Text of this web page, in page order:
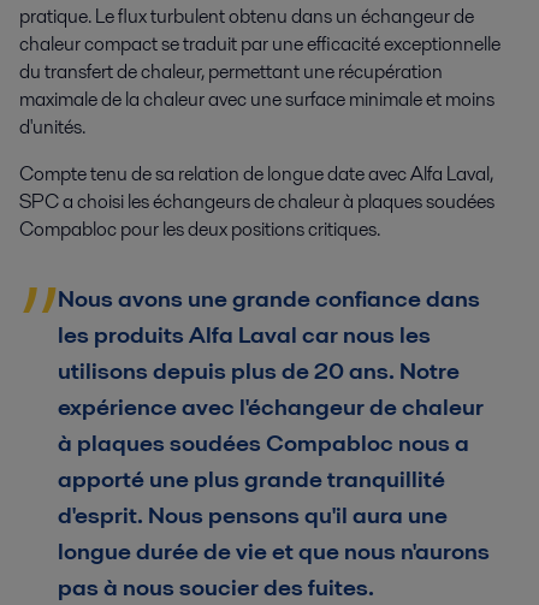
pratique. Le flux turbulent obtenu dans un échangeur de
chaleur compact se traduit par une efficacité exceptionnelle
du transfert de chaleur, permettant une récupération
maximale de la chaleur avec une surface minimale et moins
d'unités.
Compte tenu de sa relation de longue date avec Alfa Laval,
SPC a choisi les échangeurs de chaleur à plaques soudées
Compabloc pour les deux positions critiques.
Nous avons une grande confiance dans
les produits Alfa Laval car nous les
utilisons depuis plus de 20 ans. Notre
expérience avec l'échangeur de chaleur
à plaques soudées Compabloc nous a
apporté une plus grande tranquillité
d'esprit. Nous pensons qu'il aura une
longue durée de vie et que nous n'aurons
pas à nous soucier des fuites.